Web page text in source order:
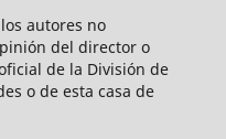
autores no
del director o
de la División de
o de esta casa de